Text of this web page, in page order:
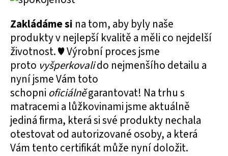
Zakládáme si na tom, aby byly naše
produkty v nejlepší kvalitě a měli co nejdelší
životnost. ♥ Výrobní proces jsme
proto vyšperkovalido nejmenšího detailu a
nyní jsme Vám toto
schopni oficiálněgarantovat! Na trhu s
matracemi a lůžkovinami jsme aktuálně
jediná firma, která si své produkty nechala
otestovat od autorizované osoby, a která
Vám tento certifikát může nyní doložit.